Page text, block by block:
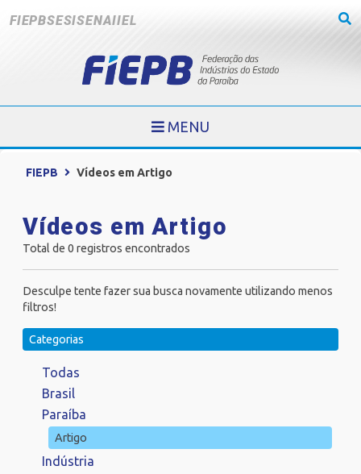
FIEPBSESISENAIIEL
MENU
FIEPB Vídeos em Artigo
Vídeos em Artigo
Total de 0 registros encontrados
Desculpe tente fazer sua busca novamente utilizando menos
filtros!
Categorias
Todas
Brasil
Paraíba
Artigo
Indústria